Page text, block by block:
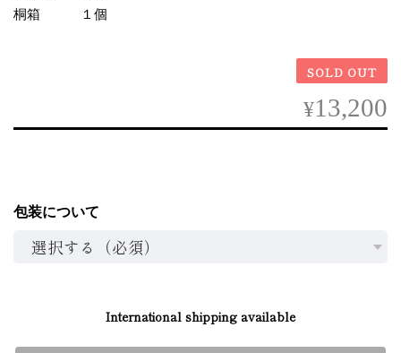
桐箱 １個
SOLD OUT
¥13,200
包装について
International shipping available